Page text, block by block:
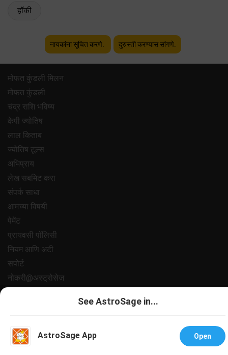
हॉकी
नायकांना सूचित करणे. दुरुस्ती करण्यास सांगणे.
मोफत कुंडली मिलन
मोफत कुंडली
चंद्र राशि भविष्य
केपी ज्योतिष
लाल किताब
ज्योतिष टूल्स
अभिप्राय
लेख सबमिट करा
संपर्क साधा
आमच्या विषयी
पेमेंट
प्रायवसी पॉलिसी
नियम आणि अटी
सपोर्ट
नोकरी@अस्ट्रोसेज
All copyrights reserved 2025AstroSage.com
See AstroSage in...
AstroSage App Open